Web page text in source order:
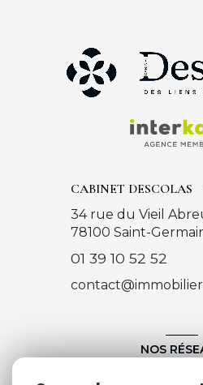
CABINET DESCOLAS
34 rue du Vieil
78100 Saint-
01 39 10 52 52
NOS